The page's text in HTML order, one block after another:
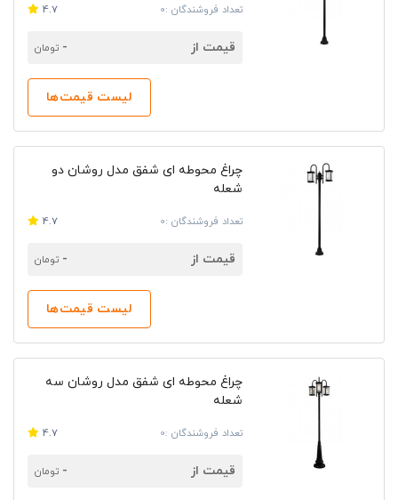
تعداد فروشندگان :0 4.7
قیمت از - تومان
لیست قیمت‌ها
چراغ محوطه ای شفق مدل روشان دو
شعله
تعداد فروشندگان :0 4.7
قیمت از - تومان
لیست قیمت‌ها
چراغ محوطه ای شفق مدل روشان سه
شعله
تعداد فروشندگان :0 4.7
قیمت از - تومان